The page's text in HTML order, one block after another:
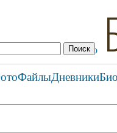
ФайлыДневники